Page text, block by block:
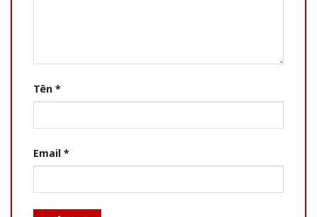
Tên *
Email *